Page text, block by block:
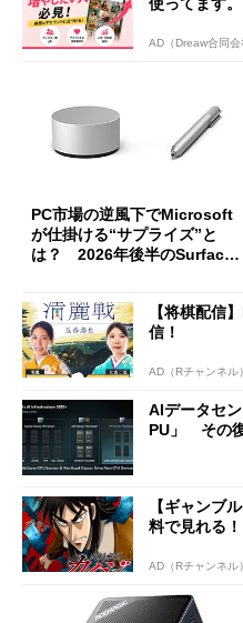
AD（Dreaw合同会
PC市場の逆風下でMicrosoft
が仕掛ける“サプライズ”と
は？ 2026年後半のSurface
【将棋配信
信！
AD（Rチャンネル）
AIデータセ
PU」 その
【ギャンブ
料で見れる！
AD（Rチャンネル）